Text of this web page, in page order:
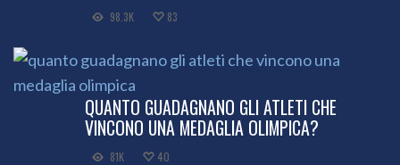
98.3K 83
QUANTO GUADAGNANO GLI ATLETI CHE
VINCONO UNA MEDAGLIA OLIMPICA?
81K 40